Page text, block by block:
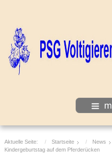
Aktuelle Seite: Startseite News
Kindergeburtstag auf dem Pferderücken